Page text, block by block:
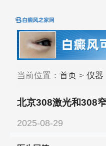
当前位置： 首页> 仪器
北京308激光和308
2025-08-29